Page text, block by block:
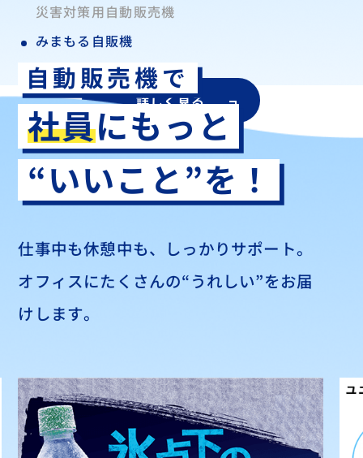
詳しく見る
災害対策用自動販売機
みまもる自販機
自動販売機で
社員にもっと
“いいこと”を！
仕事中も休憩中も、しっかりサポート。
オフィスにたくさんの“うれしい”をお届
けします。